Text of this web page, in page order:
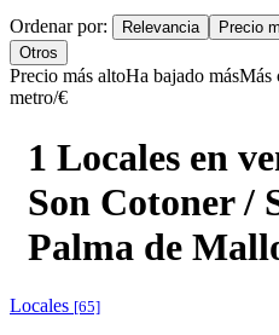
Ordenar por: Relevancia Precio
Otros
Precio más altoHa bajado másMás
metro/€
1 Locales en
Son Cotoner /
Palma de
Locales [65]